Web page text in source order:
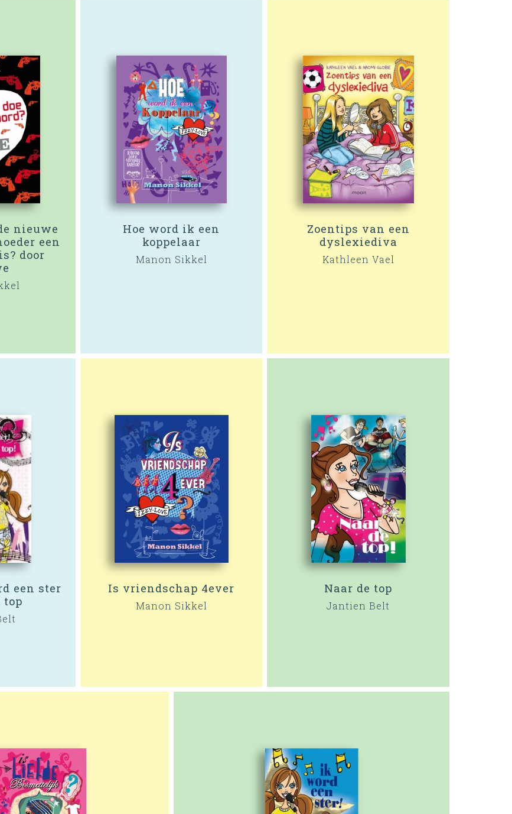
nieuwe
een
door
Hoe word ik een
koppelaar
Manon Sikkel
Zoentips van een
dyslexiediva
Kathleen Vael
een ster
top
Is vriendschap 4ever
Manon Sikkel
Naar de top
Jantien Belt